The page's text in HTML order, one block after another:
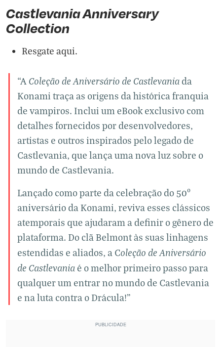
Castlevania Anniversary
Collection
Resgate aqui.
“A Coleção de Aniversário de Castlevania da
Konami traça as origens da histórica franquia
de vampiros. Inclui um eBook exclusivo com
detalhes fornecidos por desenvolvedores,
artistas e outros inspirados pelo legado de
Castlevania, que lança uma nova luz sobre o
mundo de Castlevania.
Lançado como parte da celebração do 50º
aniversário da Konami, reviva esses clássicos
atemporais que ajudaram a definir o gênero de
plataforma. Do clã Belmont às suas linhagens
estendidas e aliados, a Coleção de Aniversário
de Castlevania é o melhor primeiro passo para
qualquer um entrar no mundo de Castlevania
e na luta contra o Drácula!”